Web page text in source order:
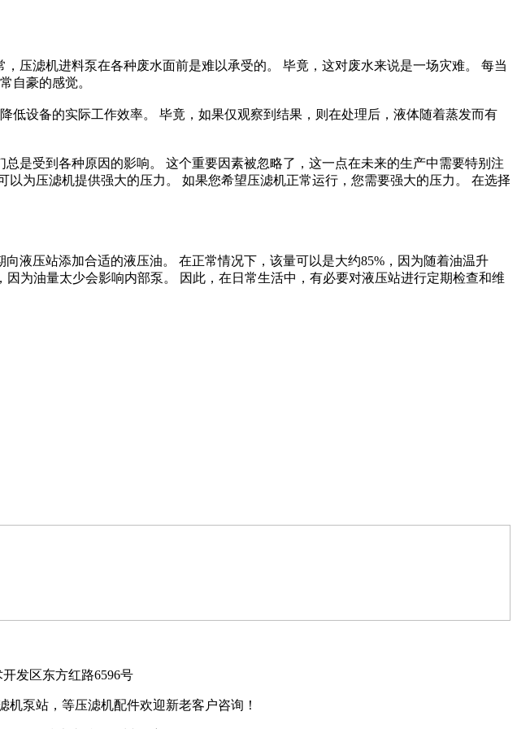
压滤机进料泵在各种废水面前是难以承受的。 毕竟，这对废水来说是一场灾难。 每当
自豪的感觉。
设备的实际工作效率。 毕竟，如果仅观察到结果，则在处理后，液体随着蒸发而有
是受到各种原因的影响。 这个重要因素被忽略了，这一点在未来的生产中需要特别注
为压滤机提供强大的压力。 如果您希望压滤机正常运行，您需要强大的压力。 在选择
液压站添加合适的液压油。 在正常情况下，该量可以是大约85%，因为随着油温升
为油量太少会影响内部泵。 因此，在日常生活中，有必要对液压站进行定期检查和维
发区东方红路6596号
泵站，等压滤机配件欢迎新老客户咨询！